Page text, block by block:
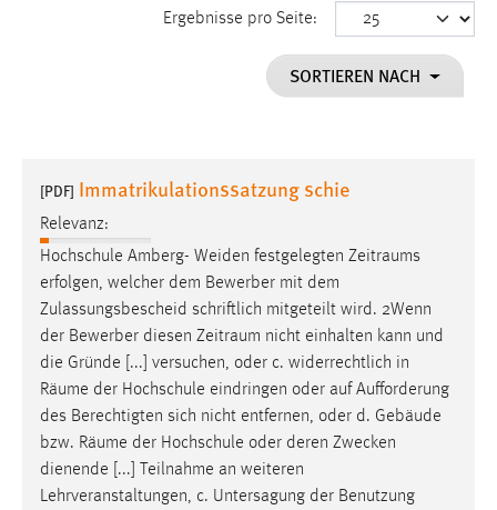
Ergebnisse pro Seite:
SORTIEREN NACH
[PDF] Immatrikulationssatzung schie
Relevanz:
Hochschule Amberg- Weiden festgelegten Zeitraums
erfolgen, welcher dem Bewerber mit dem
Zulassungsbescheid schriftlich mitgeteilt wird. 2Wenn
der Bewerber diesen Zeitraum nicht einhalten kann und
die Gründe [...] versuchen, oder c. widerrechtlich in
Räume der Hochschule eindringen oder auf Aufforderung
des Berechtigten sich nicht entfernen, oder d. Gebäude
bzw. Räume der Hochschule oder deren Zwecken
dienende [...] Teilnahme an weiteren
Lehrveranstaltungen, c. Untersagung der Benutzung
cookie_consent
Dieser Cookie speichert die ausgewählten Einverständnis-
Performance
Name:
Zweck:
Für performante Seitenauslieferung wird in diesem Cookie
gespeichert, ob man eingeloggt ist.
Sprachpräferenz
Name: